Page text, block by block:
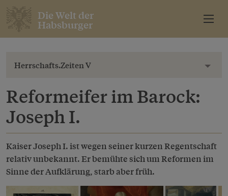
Die Welt der
Habsburger
Herrschafts.Zeiten V
Reformeifer im Barock:
Joseph I.
Kaiser Joseph I. ist wegen seiner kurzen Regentschaft
relativ unbekannt. Er bemühte sich um Reformen im
Sinne der Aufklärung, starb aber früh.